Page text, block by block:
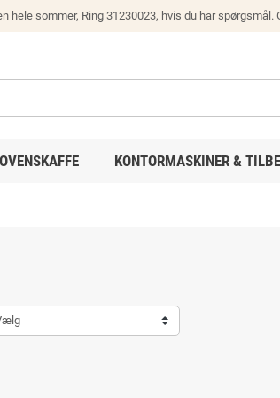
hele sommer, Ring 31230023, hvis du har spørgsmål.
KONTORMASKINER &